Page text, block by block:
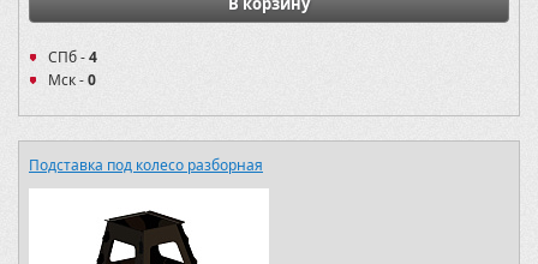
СПб -4
Мск -0
Подставка под колесо разборная